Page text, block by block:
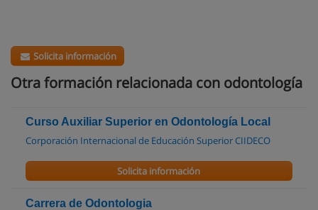
Solicita información
Otra formación relacionada con odontología
Curso Auxiliar Superior en Odontología Local
Corporación Internacional de Educación Superior CIIDECO
Solicita información
Carrera de Odontologia